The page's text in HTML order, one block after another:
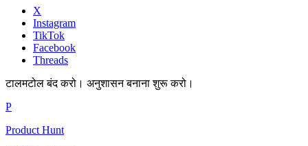
X
Instagram
TikTok
Facebook
Threads
टालमटोल बंद करो। अनुशासन बनाना शुरू करो।
P
Product Hunt